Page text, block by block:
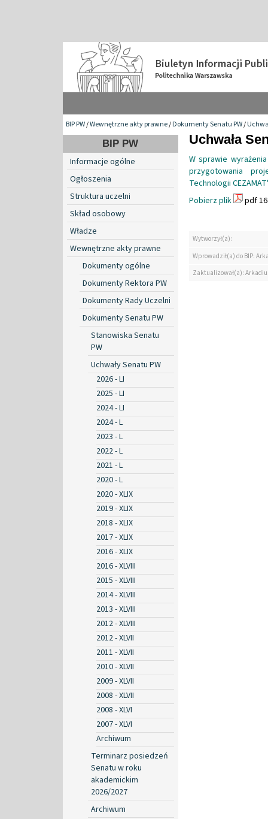
BIP PW/Wewnętrzne akty prawne/Dokumenty Senatu PW/
BIP PW
Informacje ogólne
Ogłoszenia
Struktura uczelni
Skład osobowy
Władze
Wewnętrzne akty prawne
Dokumenty ogólne
Dokumenty Rektora PW
Dokumenty Rady Uczelni
Dokumenty Senatu PW
Stanowiska Senatu
PW
Uchwały Senatu PW
2026 - LI
2025 - LI
2024 - LI
2024 - L
2023 - L
2022 - L
2021 - L
2020 - L
2020 - XLIX
2019 - XLIX
2018 - XLIX
2017 - XLIX
2016 - XLIX
2016 - XLVIII
2015 - XLVIII
2014 - XLVIII
2013 - XLVIII
2012 - XLVIII
2012 - XLVII
2011 - XLVII
2010 - XLVII
2009 - XLVII
2008 - XLVII
2008 - XLVI
2007 - XLVI
Archiwum
Terminarz posiedzeń
Senatu w roku
akademickim
2026/2027
Archiwum
Uchwała
W sprawie
przygotowania
Technologii
Pobierz plik
pdf
Wytworzył(a):
Wprowadził(a) do BIP:
Zaktualizował(a):